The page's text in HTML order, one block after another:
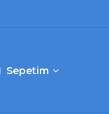
Sepetim